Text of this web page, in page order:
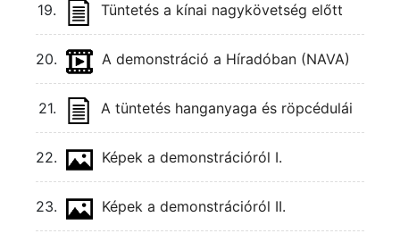
19. Tüntetés a kínai nagykövetség előtt
20. A demonstráció a Híradóban (NAVA)
21. A tüntetés hanganyaga és röpcédulái
22. Képek a demonstrációról I.
23. Képek a demonstrációról II.